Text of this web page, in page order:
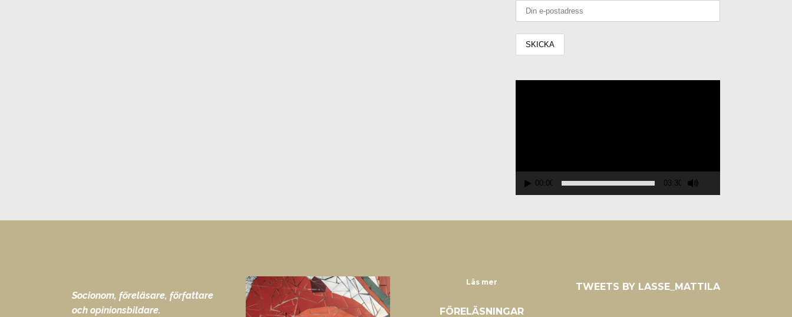
00:00 03:30
Socionom, föreläsare, författare
och opinionsbildare.
Läs mer
FÖRELÄSNINGAR
TWEETS BY LASSE_MATTILA